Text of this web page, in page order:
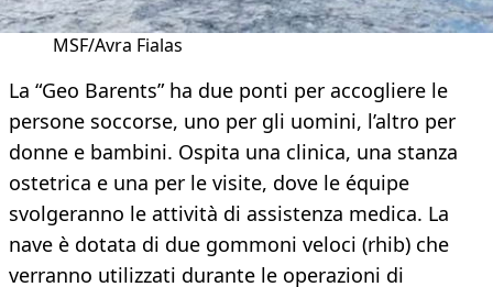
MSF/Avra Fialas
La “Geo Barents” ha due ponti per accogliere le
persone soccorse, uno per gli uomini, l’altro per
donne e bambini. Ospita una clinica, una stanza
ostetrica e una per le visite, dove le équipe
svolgeranno le attività di assistenza medica. La
nave è dotata di due gommoni veloci (rhib) che
verranno utilizzati durante le operazioni di